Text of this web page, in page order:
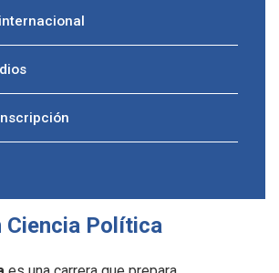
Ciencia Política